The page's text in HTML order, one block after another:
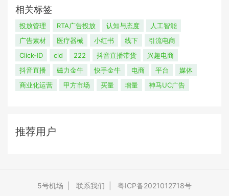
相关标签
投放管理 RTA广告投放 认知与态度
人工智能
广告素材
医疗器械 小红书 线下
引流电商
Click-ID
cid 222 抖音直播带货
兴趣电商
抖音直播
磁力金牛 快手金牛 电商 平台
媒体
商业化运营
甲方市场 买量 增量 神马UC广告
推荐用户
5号机场 联系我们 粤ICP备2021012718号